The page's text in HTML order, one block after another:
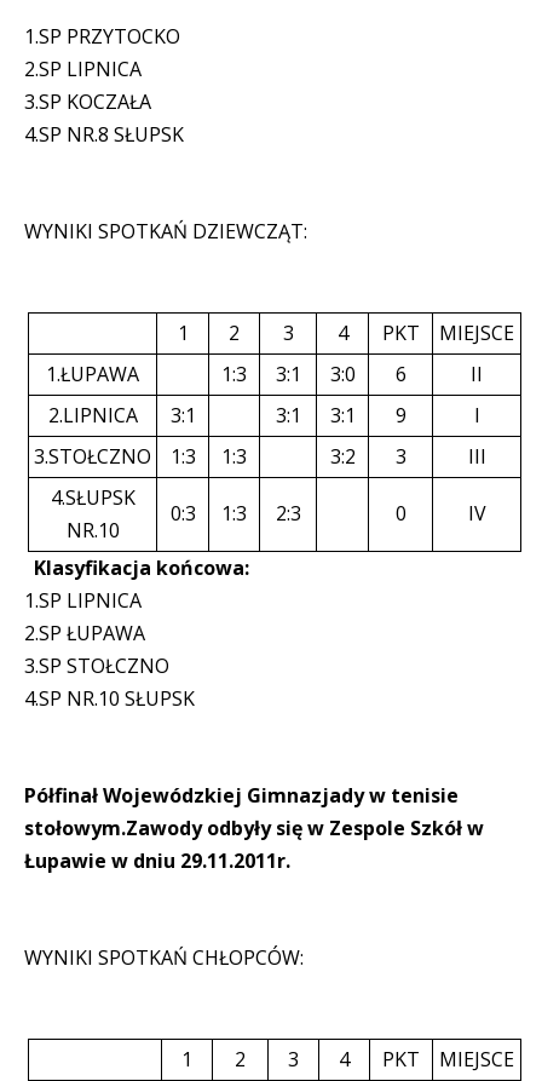
1.SP PRZYTOCKO
2.SP LIPNICA
3.SP KOCZAŁA
4.SP NR.8 SŁUPSK
WYNIKI SPOTKAŃ DZIEWCZĄT:
1 2 3 4 PKT
MIEJSCE
1.ŁUPAWA
1:3 3:1 3:0 6
II
2.LIPNICA
3:1 3:1 3:1 9
I
3.STOŁCZNO
1:3 1:3 3:2 3
III
4.SŁUPSK
NR.10
0:3 1:3 2:3 0 IV
Klasyfikacja końcowa:
1.SP LIPNICA
2.SP ŁUPAWA
3.SP STOŁCZNO
4.SP NR.10 SŁUPSK
Półfinał Wojewódzkiej Gimnazjady w tenisie
stołowym.Zawody odbyły się w Zespole Szkół w
Łupawie w dniu 29.11.2011r.
WYNIKI SPOTKAŃ CHŁOPCÓW:
1 2 3 4 PKT MIEJSCE